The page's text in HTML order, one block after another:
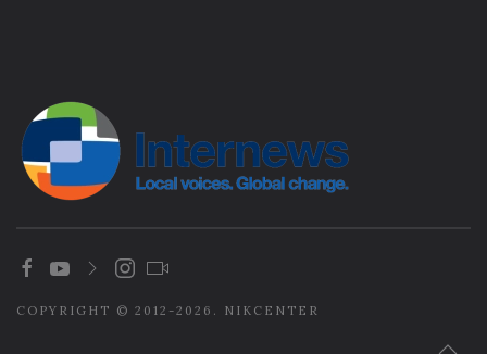
COPYRIGHT © 2012-2026. NIKCENTER